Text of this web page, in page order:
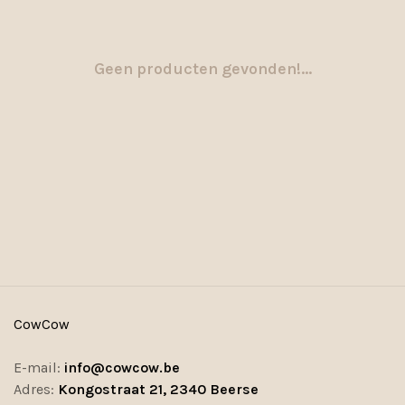
Geen producten gevonden!...
CowCow
E-mail: info@cowcow.be
Adres: Kongostraat 21, 2340 Beerse